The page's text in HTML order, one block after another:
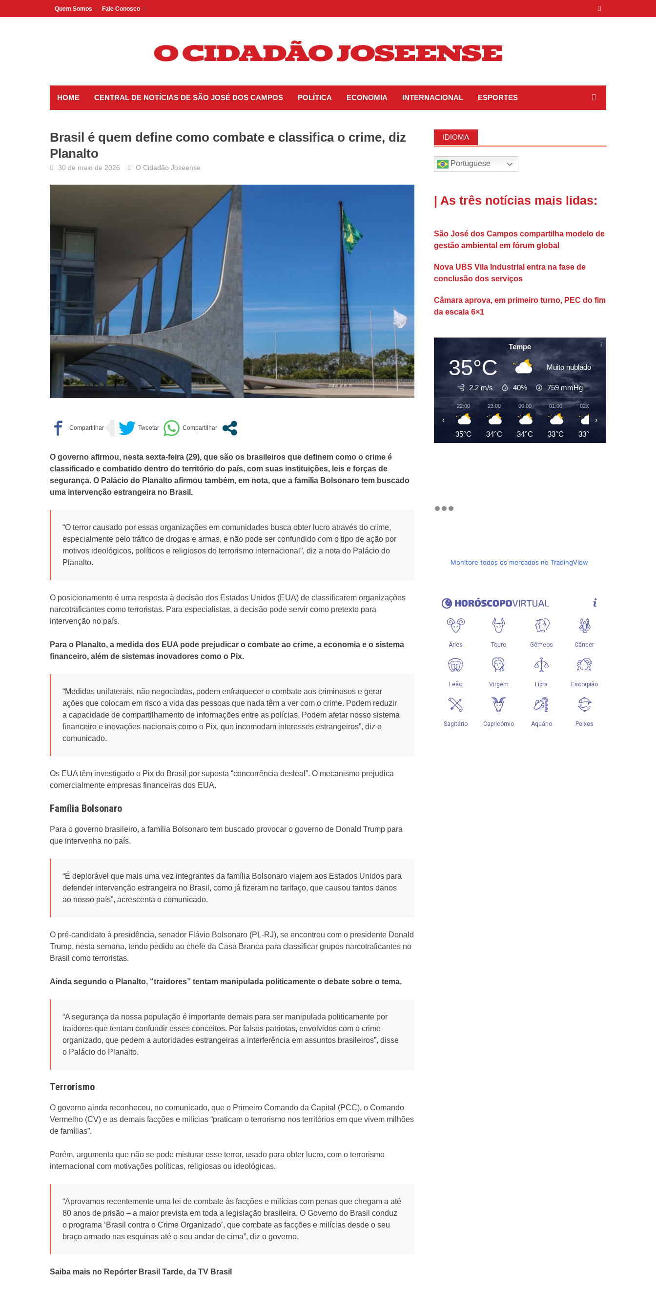
to
Quem Somos Fale Conosco
HOME CENTRAL DE NOTÍCIAS DE SÃO JOSÉ DOS CAMPOS POLÍTICA ECONOMIA INTERNACIONAL ESPORTES
Brasil é quem define como combate e classifica o crime, diz
Planalto
30 de maio de 2026 O Cidadão Joseense
O governo afirmou, nesta sexta-feira (29), que são os brasileiros que definem como o crime é
classificado e combatido dentro do território do país, com suas instituições, leis e forças de
segurança. O Palácio do Planalto afirmou também, em nota, que a família Bolsonaro tem buscado
uma intervenção estrangeira no Brasil.
“O terror causado por essas organizações em comunidades busca obter lucro através do crime,
especialmente pelo tráfico de drogas e armas, e não pode ser confundido com o tipo de ação por
motivos ideológicos, políticos e religiosos do terrorismo internacional”, diz a nota do Palácio do
Planalto.
O posicionamento é uma resposta à decisão dos Estados Unidos (EUA) de classificarem organizações
narcotraficantes como terroristas. Para especialistas, a decisão pode servir como pretexto para
intervenção no país.
Para o Planalto, a medida dos EUA pode prejudicar o combate ao crime, a economia e o sistema
financeiro, além de sistemas inovadores como o Pix.
“Medidas unilaterais, não negociadas, podem enfraquecer o combate aos criminosos e gerar
ações que colocam em risco a vida das pessoas que nada têm a ver com o crime. Podem reduzir
a capacidade de compartilhamento de informações entre as polícias. Podem afetar nosso sistema
financeiro e inovações nacionais como o Pix, que incomodam interesses estrangeiros”, diz o
comunicado.
Os EUA têm investigado o Pix do Brasil por suposta “concorrência desleal”. O mecanismo prejudica
comercialmente empresas financeiras dos EUA.
Família Bolsonaro
Para o governo brasileiro, a família Bolsonaro tem buscado provocar o governo de Donald Trump para
que intervenha no país.
“É deplorável que mais uma vez integrantes da família Bolsonaro viajem aos Estados Unidos para
defender intervenção estrangeira no Brasil, como já fizeram no tarifaço, que causou tantos danos
ao nosso país”, acrescenta o comunicado.
O pré-candidato à presidência, senador Flávio Bolsonaro (PL-RJ), se encontrou com o presidente Donald
Trump, nesta semana, tendo pedido ao chefe da Casa Branca para classificar grupos narcotraficantes no
Brasil como terroristas.
Ainda segundo o Planalto, “traidores” tentam manipulada politicamente o debate sobre o tema.
“A segurança da nossa população é importante demais para ser manipulada politicamente por
traidores que tentam confundir esses conceitos. Por falsos patriotas, envolvidos com o crime
organizado, que pedem a autoridades estrangeiras a interferência em assuntos brasileiros”, disse
o Palácio do Planalto.
Terrorismo
O governo ainda reconheceu, no comunicado, que o Primeiro Comando da Capital (PCC), o Comando
Vermelho (CV) e as demais facções e milícias “praticam o terrorismo nos territórios em que vivem milhões
de famílias”.
Porém, argumenta que não se pode misturar esse terror, usado para obter lucro, com o terrorismo
internacional com motivações políticas, religiosas ou ideológicas.
“Aprovamos recentemente uma lei de combate às facções e milícias com penas que chegam a até
80 anos de prisão – a maior prevista em toda a legislação brasileira. O Governo do Brasil conduz
o programa ‘Brasil contra o Crime Organizado’, que combate as facções e milícias desde o seu
braço armado nas esquinas até o seu andar de cima”, diz o governo.
Saiba mais no Repórter Brasil Tarde, da TV Brasil
IDIOMA
Portuguese
| As três notícias mais lidas:
São José dos Campos compartilha modelo de
gestão ambiental em fórum global
Nova UBS Vila Industrial entra na fase de
conclusão dos serviços
Câmara aprova, em primeiro turno, PEC do fim
da escala 6×1
Tempe
35°C Muito nublado
2.2 m/s 40% 759 mmHg
22:00
35°C
23:00
34°C
00:00
34°C
01:00
33°C
02:00
33°C
‹ ›
Monitore todos os mercados no TradingView